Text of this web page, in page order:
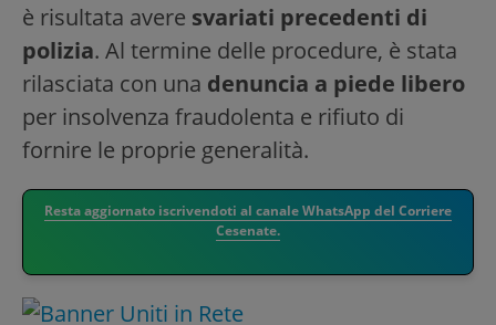
è risultata avere svariati precedenti di
polizia. Al termine delle procedure, è stata
rilasciata con una denuncia a piede libero
per insolvenza fraudolenta e rifiuto di
fornire le proprie generalità.
Resta aggiornato iscrivendoti al canale WhatsApp del Corriere
Cesenate.